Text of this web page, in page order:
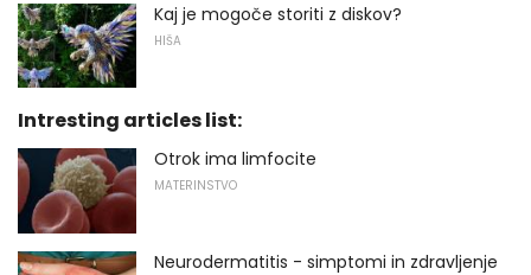
Kaj je mogoče storiti z diskov?
HIŠA
Intresting articles list:
Otrok ima limfocite
MATERINSTVO
Neurodermatitis - simptomi in zdravljenje